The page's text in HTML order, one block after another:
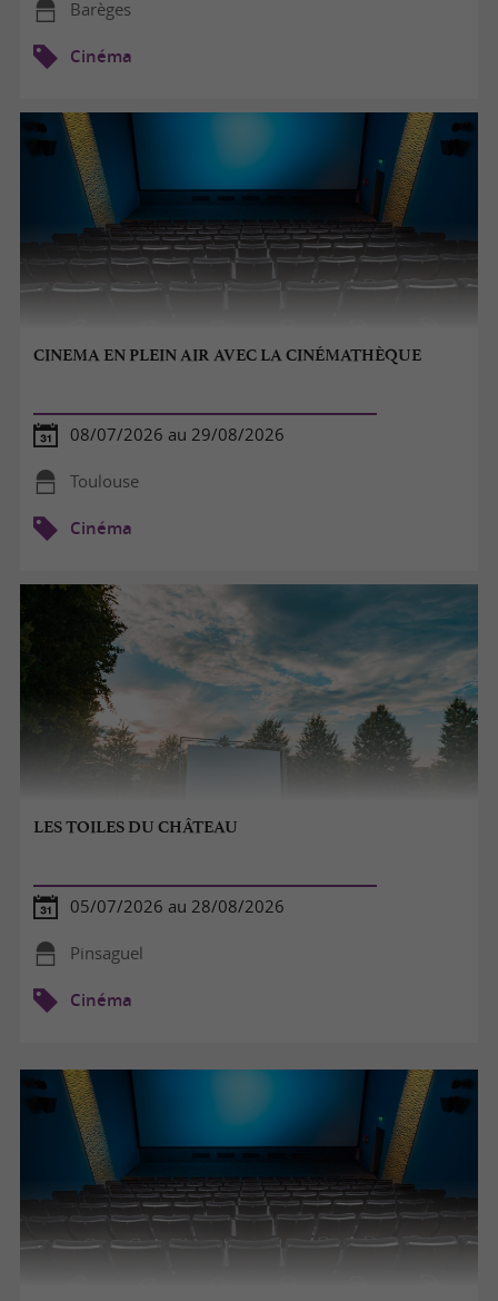
Barèges
Cinéma
CINEMA EN PLEIN AIR AVEC LA CINÉMATHÈQUE
08/07/2026 au 29/08/2026
Toulouse
Cinéma
LES TOILES DU CHÂTEAU
05/07/2026 au 28/08/2026
Pinsaguel
Cinéma